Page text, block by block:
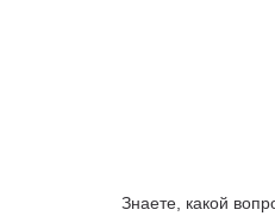
Знаете, какой